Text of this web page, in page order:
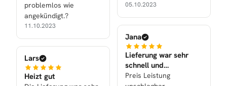
problemlos wie
angekündigt.?
11.10.2023
Lars
Heizt gut
05.10.2023
Jana
Lieferung war sehr
schnell und
Verarbeitung war gut
Preis Leistung